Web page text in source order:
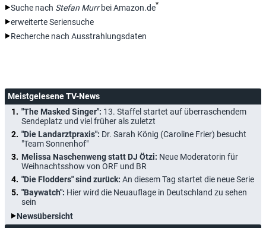
Suche nach Stefan Murrbei Amazon.de*
erweiterte Seriensuche
Recherche nach Ausstrahlungsdaten
Meistgelesene TV-News
"The Masked Singer": 13. Staffel startet auf überraschendem
Sendeplatz und viel früher als zuletzt
"Die Landarztpraxis": Dr. Sarah König (Caroline Frier) besucht
"Team Sonnenhof"
Melissa Naschenweng statt DJ Ötzi: Neue Moderatorin für
Weihnachtsshow von ORF und BR
"Die Flodders" sind zurück: An diesem Tag startet die neue Serie
"Baywatch": Hier wird die Neuauflage in Deutschland zu sehen
sein
Newsübersicht